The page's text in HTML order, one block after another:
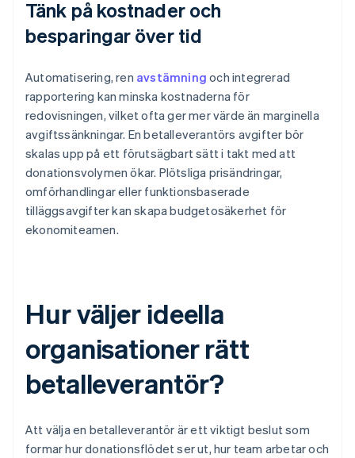
Tänk på kostnader och
besparingar över tid
Automatisering, ren avstämning och integrerad
rapportering kan minska kostnaderna för
redovisningen, vilket ofta ger mer värde än marginella
avgiftssänkningar. En betalleverantörs avgifter bör
skalas upp på ett förutsägbart sätt i takt med att
donationsvolymen ökar. Plötsliga prisändringar,
omförhandlingar eller funktionsbaserade
tilläggsavgifter kan skapa budgetosäkerhet för
ekonomiteamen.
Hur väljer ideella
organisationer rätt
betalleverantör?
Att välja en betalleverantör är ett viktigt beslut som
formar hur donationsflödet ser ut, hur team arbetar och